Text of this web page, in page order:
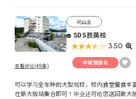
冈山县
SDS胜英校
★★★★★
☆☆☆☆☆ 3.50
查看评论(49条) 申请预报名
可以学习全车种的大型驾校，校内食堂餐食丰
在新大阪站集合即可！毕业还可给您送回新大